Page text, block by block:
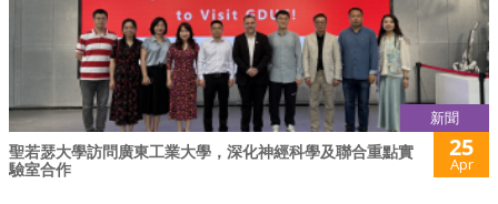
新聞
聖若瑟大學訪問廣東工業大學，深化神經科學及聯合重點實
驗室合作
25
Apr